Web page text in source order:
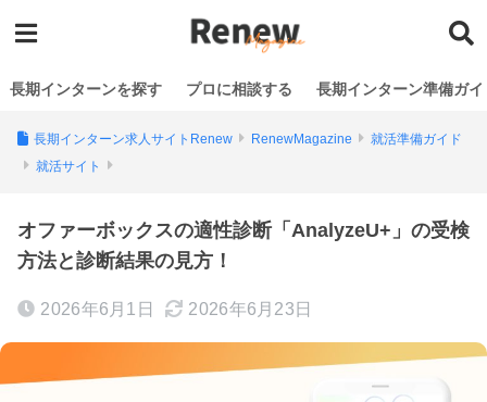
長期インターンを探す プロに相談する 長期インターン準備ガイ
長期インターン求人サイトRenew RenewMagazine
就活準備ガイド
就活サイト
オファーボックスの適性診断「AnalyzeU+」の受検
方法と診断結果の見方！
2026年6月1日 2026年6月23日